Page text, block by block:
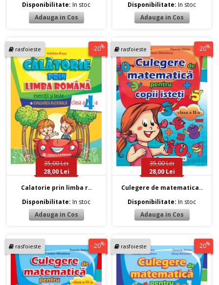
Disponibilitate:In stoc
Disponibilitate:In stoc
rasfoieste -20%
35,00 Lei
28,00 Lei
Calatorie prin limba r..
Disponibilitate:In stoc
rasfoieste -20%
35,00 Lei
28,00 Lei
Culegere de matematica..
Disponibilitate:In stoc
rasfoieste -20% rasfoieste -20%